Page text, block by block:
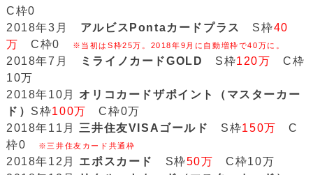
C枠0
2018年3月 アルビスPontaカードプラス S枠40
万 C枠0 ※当初はS枠25万。2018年9月に自動増枠で40万に。
2018年7月 ミライノカードGOLD S枠120万 C枠
10万
2018年10月 オリコカードザポイント（マスターカー
ド） S枠100万
C枠0万
2018年11月 三井住友VISAゴールド S枠150万
C
枠0
※三井住友カード共通枠
2018年12月 エポスカード S枠50万 C枠10万